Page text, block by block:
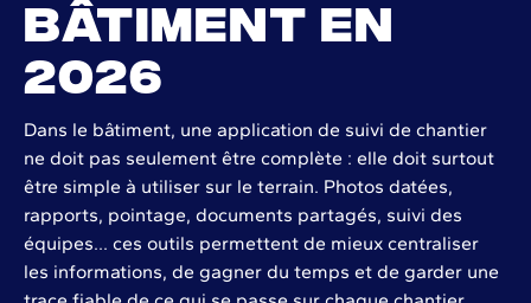
bâtiment en
2026
Dans le bâtiment, une application de suivi de chantier
ne doit pas seulement être complète : elle doit surtout
être simple à utiliser sur le terrain. Photos datées,
rapports, pointage, documents partagés, suivi des
équipes… ces outils permettent de mieux centraliser
les informations, de gagner du temps et de garder une